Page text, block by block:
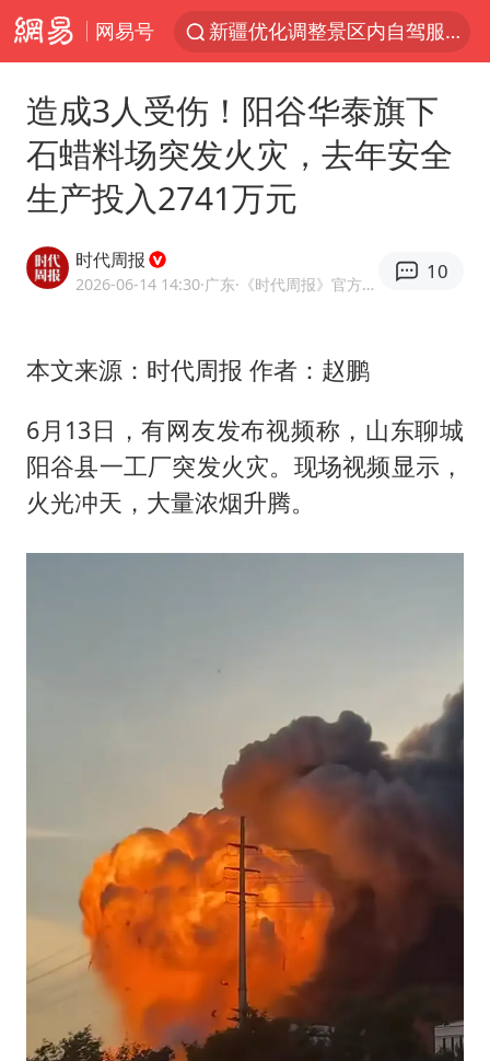
网易号
微信又有新功能，你可以“撤回”你的撤回了！
情侣平潭拍日出坠崖1死1伤
上四休三，但降薪1000元，你接受吗？
白海豚将正面袭击贯穿浙江
茅台部分直营店飞天茅台提价
酒店回应车内过夜被收150元
造成3人受伤！阳谷华泰旗下
石蜡料场突发火灾，去年安全
生产投入2741万元
时代周报
2026-06-14 14:30·广东 ·《时代周报》官方网易号
10
本文来源：时代周报 作者：赵鹏
6月13日，有网友发布视频称，山东聊城
阳谷县一工厂突发火灾。现场视频显示，
火光冲天，大量浓烟升腾。